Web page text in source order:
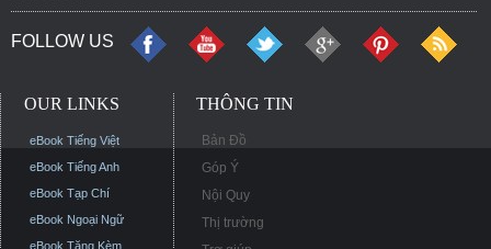
FOLLOW US
OUR LINKS
eBook Tiếng Việt
eBook Tiếng Anh
eBook Tạp Chí
eBook Ngoại Ngữ
eBook Tặng Kèm
THÔNG TIN
Bản Đồ
Góp Ý
Nội Quy
Thị trường